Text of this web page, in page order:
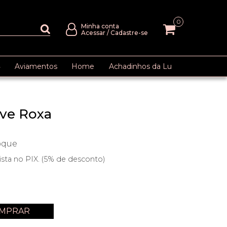
Minha conta
Acessar / Cadastre-se
0
Aviamentos Home Achadinhos da Lu
Roxa
no PIX. (5% de desconto)